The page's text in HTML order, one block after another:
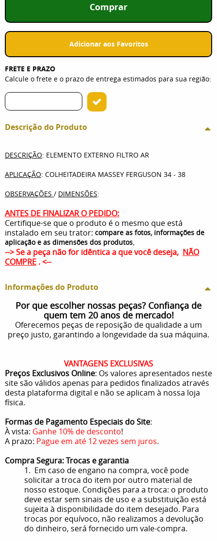
Comprar
Adicionar aos Favoritos
FRETE E PRAZO
Calcule o frete e o prazo de entrega estimados para sua região:
Descrição do Produto
DESCRIÇÃO: ELEMENTO EXTERNO FILTRO AR
APLICAÇÃO: COLHEITADEIRA MASSEY FERGUSON 34 - 38
OBSERVAÇÕES / DIMENSÕES:
ANTES DE FINALIZAR O PEDIDO:
Certifique-se que o produto é o mesmo que está
instalado em seu trator: compare as fotos, informações de
aplicação e as dimensões dos produtos.
--> Se a peça não for idêntica a que você deseja, NÃO
COMPRE . <--
Informações do Produto
Por que escolher nossas peças? Confiança de
quem tem 20 anos de mercado!
Oferecemos peças de reposição de qualidade a um
preço justo, garantindo a longevidade da sua máquina.
VANTAGENS EXCLUSIVAS
Preços Exclusivos Online: Os valores apresentados neste
site são válidos apenas para pedidos finalizados através
desta plataforma digital e não se aplicam à nossa loja
física.
Formas de Pagamento Especiais do Site:
À vista: Ganhe 10% de desconto!
A prazo: Pague em até 12 vezes sem juros.
Compra Segura: Trocas e garantia
1. Em caso de engano na compra, você pode
solicitar a troca do item por outro material de
nosso estoque. Condições para a troca: o produto
deve estar sem sinais de uso e a substituição está
sujeita à disponibilidade do item desejado. Para
trocas por equívoco, não realizamos a devolução
do dinheiro, será fornecido um vale-compra.